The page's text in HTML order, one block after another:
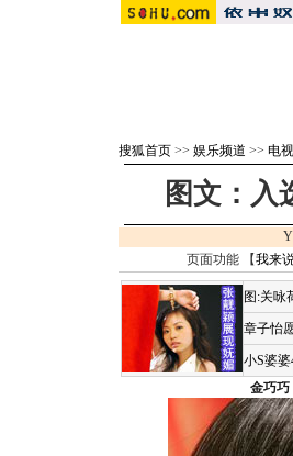
搜狐首页 >> 娱乐频道 >> 电
图文：入
页面功能 【我来
图:关咏
章子怡
小S婆
金巧巧